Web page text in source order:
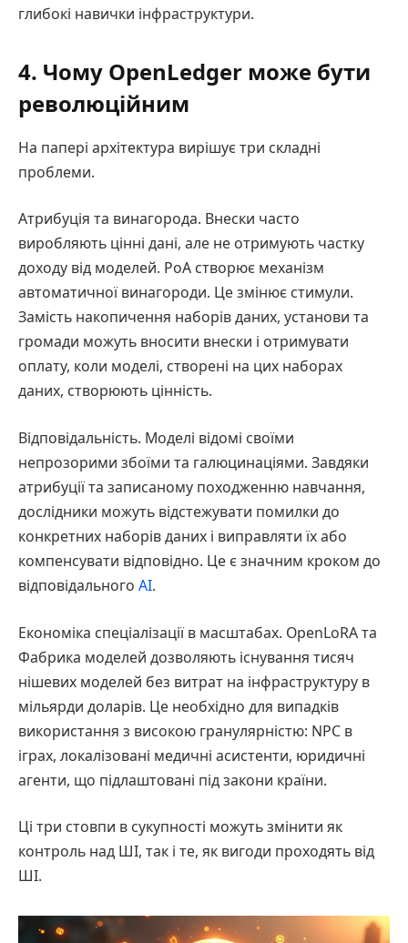
глибокі навички інфраструктури.
4. Чому OpenLedger може бути
революційним
На папері архітектура вирішує три складні
проблеми.
Атрибуція та винагорода. Внески часто
виробляють цінні дані, але не отримують частку
доходу від моделей. PoA створює механізм
автоматичної винагороди. Це змінює стимули.
Замість накопичення наборів даних, установи та
громади можуть вносити внески і отримувати
оплату, коли моделі, створені на цих наборах
даних, створюють цінність.
Відповідальність. Моделі відомі своїми
непрозорими збоїми та галюцинаціями. Завдяки
атрибуції та записаному походженню навчання,
дослідники можуть відстежувати помилки до
конкретних наборів даних і виправляти їх або
компенсувати відповідно. Це є значним кроком до
відповідального AI.
Економіка спеціалізації в масштабах. OpenLoRA та
Фабрика моделей дозволяють існування тисяч
нішевих моделей без витрат на інфраструктуру в
мільярди доларів. Це необхідно для випадків
використання з високою гранулярністю: NPC в
іграх, локалізовані медичні асистенти, юридичні
агенти, що підлаштовані під закони країни.
Ці три стовпи в сукупності можуть змінити як
контроль над ШІ, так і те, як вигоди проходять від
ШІ.